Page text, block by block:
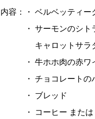
内容：・ ベルベッティ
・ サーモンのシトラ
キャロットサラダ
・ 牛ホホ肉の赤ワイ
・ チョコレートのパ
・ ブレッド
・ コーヒー または